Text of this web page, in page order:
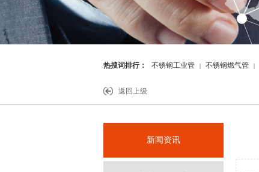
热搜词排行： 不锈钢工业管 | 不锈钢燃气管 |
返回上级
新闻资讯